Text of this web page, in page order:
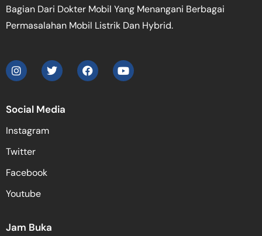
Bagian Dari Dokter Mobil Yang Menangani Berbagai
Permasalahan Mobil Listrik Dan Hybrid.
Social Media
Instagram
Twitter
Facebook
Youtube
Jam Buka